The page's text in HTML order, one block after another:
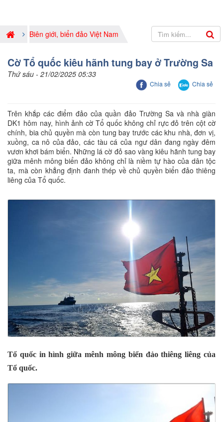
Biên giới, biển đảo Việt Nam
Cờ Tổ quốc kiêu hãnh tung bay ở Trường Sa
Thứ sáu - 21/02/2025 05:33
Chia sẻ Chia sẻ
Trên khắp các điểm đảo của quần đảo Trường Sa và nhà giàn
DK1 hôm nay, hình ảnh cờ Tổ quốc không chỉ rực đỏ trên cột cờ
chính, bia chủ quyền mà còn tung bay trước các khu nhà, đơn vị,
xuồng, ca nô của đảo, các tàu cá của ngư dân đang ngày đêm
vươn khơi bám biển. Những lá cờ đỏ sao vàng kiêu hãnh tung bay
giữa mênh mông biển đảo không chỉ là niềm tự hào của dân tộc
ta, mà còn khẳng định đanh thép về chủ quyền biển đảo thiêng
liêng của Tổ quốc.
Tổ quốc in hình giữa mênh mông biển đảo thiêng liêng của
Tổ quốc.